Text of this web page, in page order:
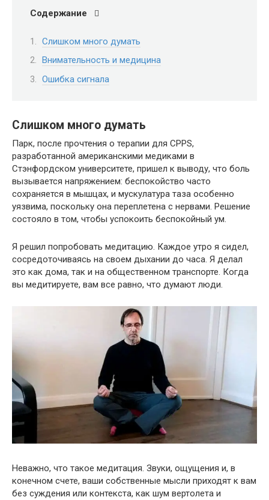
Содержание
Слишком много думать
Внимательность и медицина
Ошибка сигнала
Слишком много думать
Парк, после прочтения о терапии для CPPS,
разработанной американскими медиками в
Стэнфордском университете, пришел к выводу, что боль
вызывается напряжением: беспокойство часто
сохраняется в мышцах, и мускулатура таза особенно
уязвима, поскольку она переплетена с нервами. Решение
состояло в том, чтобы успокоить беспокойный ум.
Я решил попробовать медитацию. Каждое утро я сидел,
сосредоточиваясь на своем дыхании до часа. Я делал
это как дома, так и на общественном транспорте. Когда
вы медитируете, вам все равно, что думают люди.
Неважно, что такое медитация. Звуки, ощущения и, в
конечном счете, ваши собственные мысли приходят к вам
без суждения или контекста, как шум вертолета и